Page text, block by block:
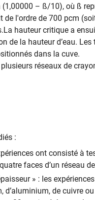
– ß/10), où ß
de l'ordre de 700 pcm
hauteur critique a
de la hauteur d’eau.
dans la cuve.
réseaux de
:
ont consisté à
faces d’un réseau
» : les
d’aluminium, de cuivre